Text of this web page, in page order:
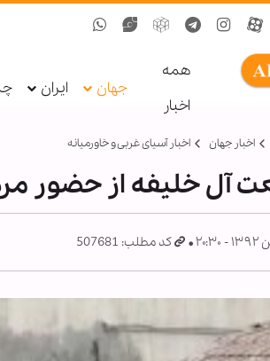
همه
اخبار
جهان ایران
اخبار جهان اخبار آسیای غربی و خاورمیانه
آل ‌خلیفه از حضور
کد مطلب: 507681